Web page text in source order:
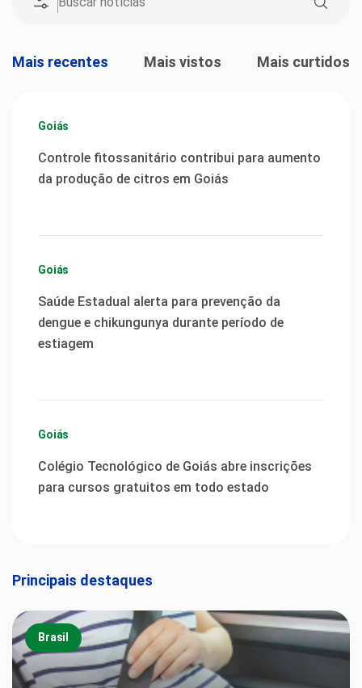
Mais recentes Mais vistos Mais curtidos
Goiás
Controle fitossanitário contribui para aumento
da produção de citros em Goiás
Goiás
Saúde Estadual alerta para prevenção da
dengue e chikungunya durante período de
estiagem
Goiás
Colégio Tecnológico de Goiás abre inscrições
para cursos gratuitos em todo estado
Principais destaques
Brasil